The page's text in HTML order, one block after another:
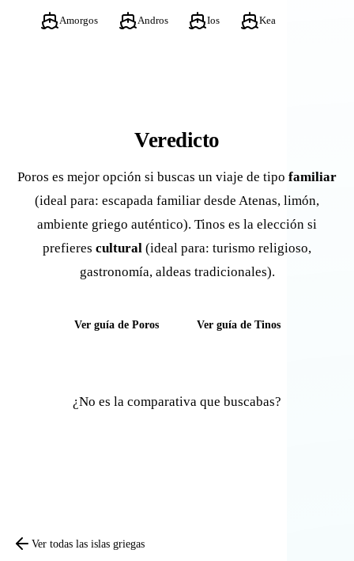
Amorgos Andros Ios Kea
Veredicto
Poros es mejor opción si buscas un viaje de tipo familiar
(ideal para: escapada familiar desde Atenas, limón,
ambiente griego auténtico). Tinos es la elección si
prefieres cultural (ideal para: turismo religioso,
gastronomía, aldeas tradicionales).
Ver guía de Poros Ver guía de Tinos
¿No es la comparativa que buscabas?
Ver todas las islas griegas